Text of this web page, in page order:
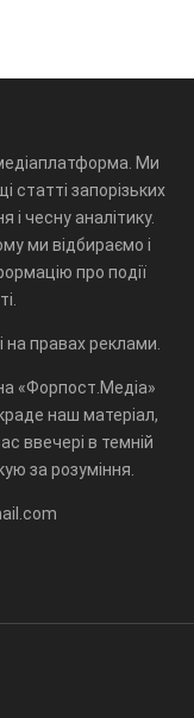
Ми
статті запорізьких
і чесну аналітику.
ми відбираємо і
про події
на правах реклами.
«Форпост.Медіа»
наш матеріал,
ввечері в темній
за розуміння.